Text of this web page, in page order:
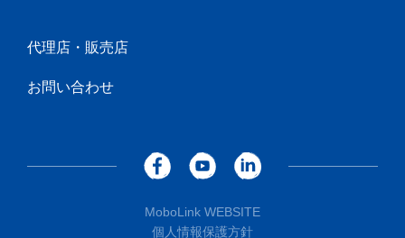
代理店・販売店
お問い合わせ
MoboLink WEBSITE
個人情報保護方針